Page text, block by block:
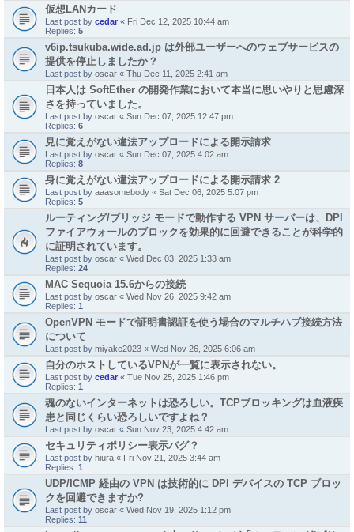
仮想LANカード
Last post by cedar « Fri Dec 12, 2025 10:44 am
Replies: 5
v6ip.tsukuba.wide.ad.jp は外部ユーザーへのウェブサービスの
提供を停止しましたか？
Last post by oscar « Thu Dec 11, 2025 2:41 am
日本人は SoftEther の開発作業において本当に思いやりと思慮深
さを持っていました。
Last post by oscar « Sun Dec 07, 2025 12:47 pm
Replies: 6
見に覚えがない違法アップロードによる開示請求
Last post by oscar « Sun Dec 07, 2025 4:02 am
Replies: 8
身に覚えがない違法アップロードによる開示請求 2
Last post by aaasomebody « Sat Dec 06, 2025 5:07 pm
Replies: 5
ルーティング/ブリッジ モードで動作する VPN サーバーは、DPI
ファイアウォールのブロックを効果的に回避できることが科学的
に証明されています。
Last post by oscar « Wed Dec 03, 2025 1:33 am
Replies: 24
MAC Sequoia 15.6からの接続
Last post by oscar « Wed Nov 26, 2025 9:42 am
Replies: 1
OpenVPN モードで証明書認証を使う場合のマルチハブ接続方法
について
Last post by miyake2023 « Wed Nov 26, 2025 6:06 am
自分のホストしているVPNが一覧に表示されない。
Last post by cedar « Tue Nov 25, 2025 1:46 pm
Replies: 1
魂のないインターネットは恐ろしい。TCPブロッキングは血液疾
患と同じくらい恐ろしいですよね？
Last post by oscar « Sun Nov 23, 2025 4:42 am
セキュリティポリシー表示バグ？
Last post by hiura « Fri Nov 21, 2025 3:44 am
Replies: 1
UDP/ICMP 経由の VPN は技術的に DPI デバイスの TCP ブロッ
クを回避できますか?
Last post by oscar « Wed Nov 19, 2025 1:12 pm
Replies: 11